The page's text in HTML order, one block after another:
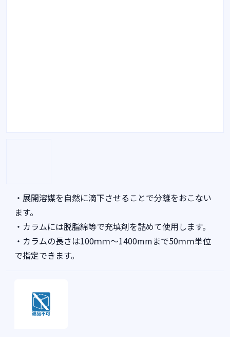
・展開溶媒を自然に滴下させることで分離をおこない
ます。
・カラムには脱脂綿等で充填剤を詰めて使用します。
・カラムの長さは100ｍｍ～1400mmまで50ｍｍ単位
で指定できます。